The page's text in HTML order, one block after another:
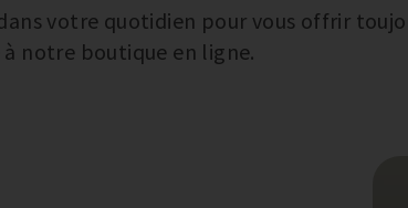
votre quotidien pour vous offrir
notre boutique en ligne.